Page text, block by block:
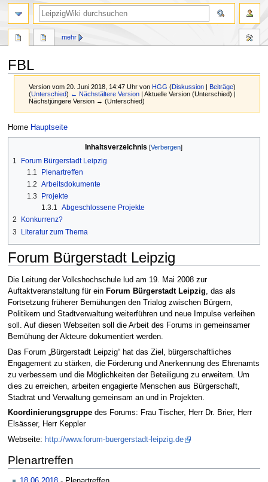
FBL
Version vom 20. Juni 2018, 14:47 Uhr vonHGG (Diskussion |Beiträge)
(Unterschied) ← Nächstältere Version | Aktuelle Version (Unterschied) |
Nächstjüngere Version → (Unterschied)
Zur
Navigation
Zur
Suche
Home Hauptseite
Inhaltsverzeichnis
1
Forum Bürgerstadt Leipzig
1.1
Plenartreffen
1.2 Arbeitsdokumente
1.3
Projekte
1.3.1 Abgeschlossene Projekte
2
Konkurrenz?
3
Literatur zum Thema
Forum Bürgerstadt Leipzig
Die Leitung der Volkshochschule lud am 19. Mai 2008 zur
Auftaktveranstaltung für ein Forum Bürgerstadt Leipzig, das als
Fortsetzung früherer Bemühungen den Trialog zwischen Bürgern,
Politikern und Stadtverwaltung weiterführen und neue Impulse verleihen
soll. Auf diesen Webseiten soll die Arbeit des Forums in gemeinsamer
Bemühung der Akteure dokumentiert werden.
Das Forum „Bürgerstadt Leipzig“ hat das Ziel, bürgerschaftliches
Engagement zu stärken, die Förderung und Anerkennung des Ehrenamts
zu verbessern und die Möglichkeiten der Beteiligung zu erweitern. Um
dies zu erreichen, arbeiten engagierte Menschen aus Bürgerschaft,
Stadtrat und Verwaltung gemeinsam an und in Projekten.
Koordinierungsgruppedes Forums: Frau Tischer, Herr Dr. Brier, Herr
Elsässer, Herr Keppler
Webseite: http://www.forum-buergerstadt-leipzig.de
Plenartreffen
mehr